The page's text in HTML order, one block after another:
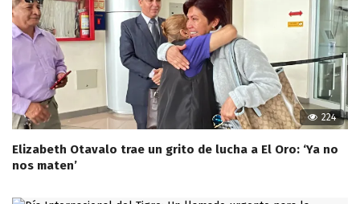
224
Elizabeth Otavalo trae un grito de lucha a El Oro: ‘Ya no
nos maten’